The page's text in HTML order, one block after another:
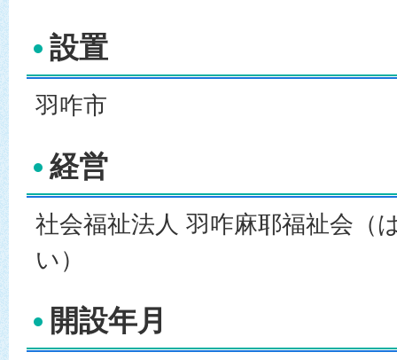
設置
羽咋市
経営
社会福祉法人 羽咋麻耶福祉会（
い）
開設年月